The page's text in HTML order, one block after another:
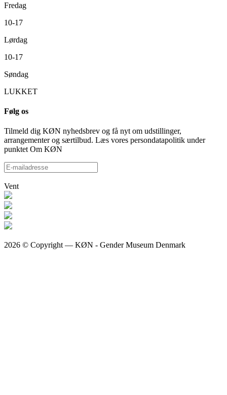
Fredag
10-17
Lørdag
10-17
Søndag
LUKKET
Følg os
Tilmeld dig KØN nyhedsbrev og få nyt om udstillinger,
arrangementer og særtilbud. Læs vores persondatapolitik under
punktet Om KØN
Vent
2026 © Copyright — KØN - Gender Museum Denmark